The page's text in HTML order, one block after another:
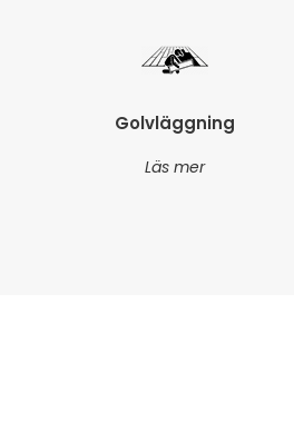
Golvläggning
Läs mer